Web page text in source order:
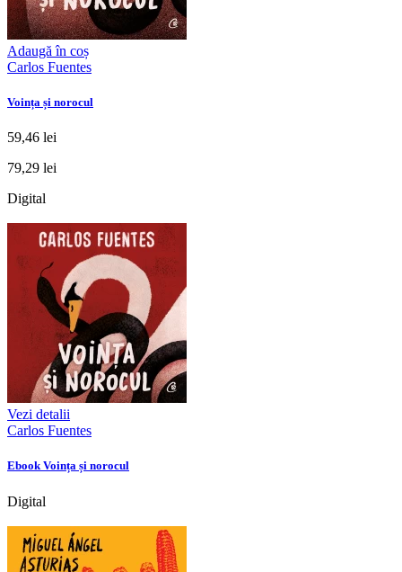
Adaugă în coș
Carlos Fuentes
Voința și norocul
59,46 lei
79,29 lei
Digital
Vezi detalii
Carlos Fuentes
Ebook Voința și norocul
Digital